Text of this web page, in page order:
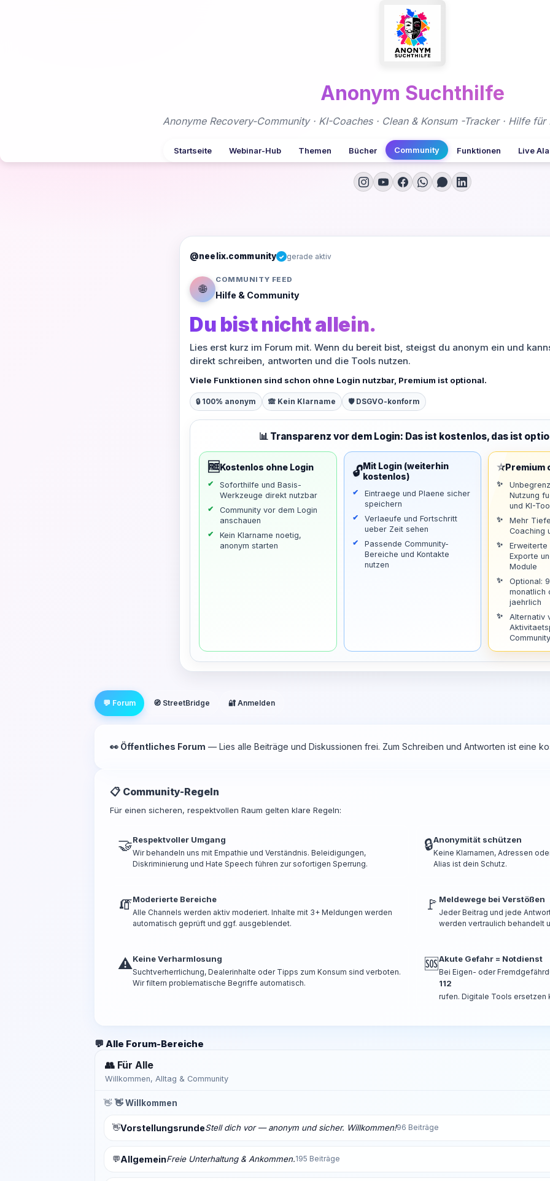
Anonym Suchthilfe
Anonyme Recovery-Community · KI-Coaches · Clean & Konsum -Tracker · Hilfe
Startseite Webinar-Hub Themen Bücher Community Funktionen Live
@neelix.community ✓ gerade aktiv
🌐
COMMUNITY FEED
Hilfe & Community
Du bist nicht allein.
Lies erst kurz im Forum mit. Wenn du bereit bist, steigst du anonym ein und
direkt schreiben, antworten und die Tools nutzen.
Viele Funktionen sind schon ohne Login nutzbar, Premium ist optional.
🔒 100% anonym 🙈 Kein Klarname 🛡️ DSGVO-konform
📊 Transparenz vor dem Login: Das ist kostenlos, das ist
🆓 Kostenlos ohne Login
Soforthilfe und Basis-
Werkzeuge direkt nutzbar
Community vor dem Login
anschauen
Kein Klarname noetig,
anonym starten
🔓Mit Login (weiterhin
kostenlos)
Eintraege und Plaene sicher
speichern
Verlaeufe und Fortschritt
ueber Zeit sehen
Passende Community-
Bereiche und Kontakte
nutzen
⭐Premium
Nutzung
und KI-
Mehr
Coaching
Erweiterte
Exporte
Module
Optional:
monatlich
jaehrlich
Alternativ
💬 Forum 🧭 StreetBridge 🔐 Anmelden
👀 Öffentliches Forum — Lies alle Beiträge und Diskussionen frei. Zum Schreiben und Antworten ist eine
📋 Community-Regeln
Für einen sicheren, respektvollen Raum gelten klare Regeln:
🤝Respektvoller Umgang
Wir behandeln uns mit Empathie und Verständnis. Beleidigungen,
Diskriminierung und Hate Speech führen zur sofortigen Sperrung.
🔒Anonymität schützen
Keine Klarnamen, Adressen
Alias ist dein Schutz.
🧯Moderierte Bereiche
Alle Channels werden aktiv moderiert. Inhalte mit 3+ Meldungen werden
automatisch geprüft und ggf. ausgeblendet.
🚩 Meldewege bei Verstößen
Jeder Beitrag und jede
werden vertraulich behandelt
⚠️Keine Verharmlosung
Suchtverherrlichung, Dealerinhalte oder Tipps zum Konsum sind verboten.
Wir filtern problematische Begriffe automatisch.
🆘Akute Gefahr = Notdienst
Bei Eigen- oder
112
rufen. Digitale Tools ersetzen
💬 Alle Forum-Bereiche
👥 Für Alle
Willkommen, Alltag & Community
👋 👋 Willkommen
👋VorstellungsrundeStell dich vor — anonym und sicher. Willkommen!96 Beiträge
💬AllgemeinFreie Unterhaltung & Ankommen.195 Beiträge